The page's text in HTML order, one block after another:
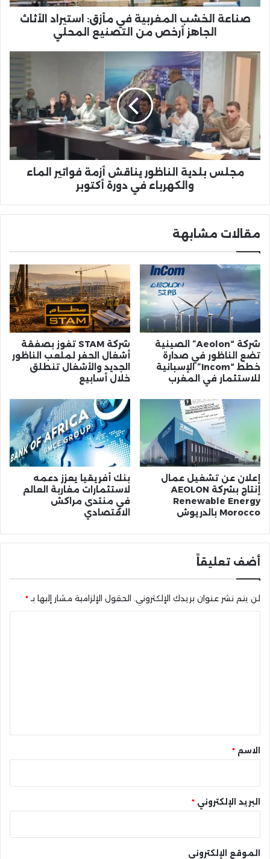
أرخص
منصناعة الخشب المغربية في مأزق: استيراد الأثاث
الجاهز أرخص من التصنيع المحلي
مجلس
بلدية
الناظور
أزمة
فواتير
الماء
والكهرباء
في
مجلس بلدية الناظور يناقش أزمة فواتير الماء
والكهرباء في دورة أكتوبر
مقالات مشابهة
شركة “Aeolon” الصينية
تضع الناظور في صدارة
خطط “Incom” الإسبانية
للاستثمار في المغرب
شركة STAM تفوز بصفقة
أشغال الحفر لملعب الناظور
الجديد والأشغال تنطلق
خلال أسابيع
إعلان عن تشغيل عمال
إنتاج بشركة AEOLON
Renewable Energy
Morocco بالدريوش
بنك أفريقيا يعزز دعمه
لاستثمارات مغاربة العالم
في منتدى مراكش
الاقتصادي
أضف تعليقاً
لن يتم نشر عنوان بريدك الإلكتروني. الحقول الإلزامية مشار إليها بـ*
* الاسم *
البريد الإلكتروني *
الموقع الإلكتروني